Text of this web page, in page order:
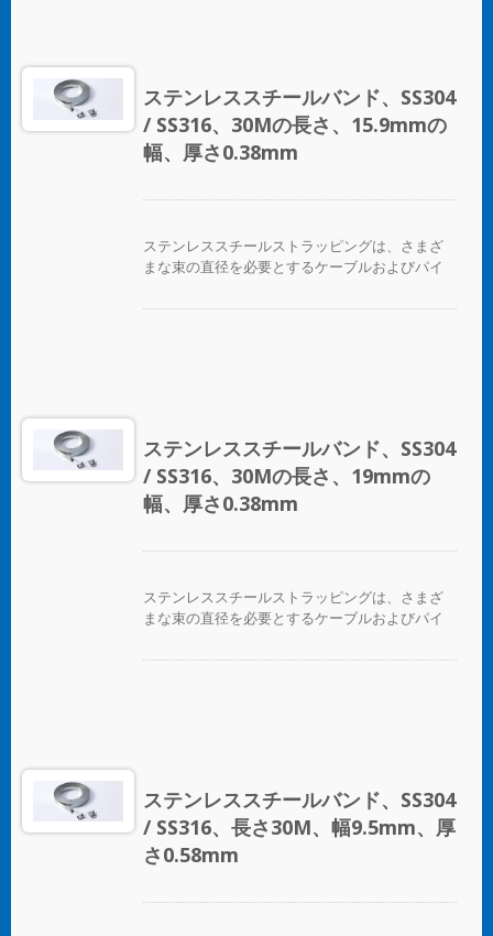
ステンレススチールバンド、SS304
/ SS316、30Mの長さ、15.9mmの
幅、厚さ0.38mm
ステンレススチールストラッピングは、さまざ
まな束の直径を必要とするケーブルおよびパイ
ステンレススチールバンド、SS304
/ SS316、30Mの長さ、19mmの
幅、厚さ0.38mm
ステンレススチールストラッピングは、さまざ
まな束の直径を必要とするケーブルおよびパイ
ステンレススチールバンド、SS304
/ SS316、長さ30M、幅9.5mm、厚
さ0.58mm